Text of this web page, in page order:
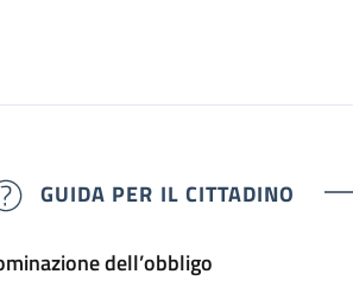
GUIDA PER IL CITTADINO
dell’obbligo